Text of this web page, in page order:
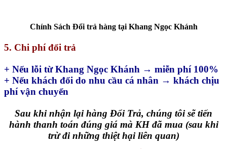
Chính Sách Đổi trả hàng tại Khang Ngọc Khánh
5. Chi phí đổi trả
+ Nếu lỗi từ Khang Ngọc Khánh → miễn phí 100%
+ Nếu khách đổi do nhu cầu cá nhân → khách chịu
phí vận chuyển
Sau khi nhận lại hàng Đổi Trả, chúng tôi sẽ tiến
hành thanh toán đúng giá mà KH đã mua (sau khi
trừ đi những thiệt hại liên quan)